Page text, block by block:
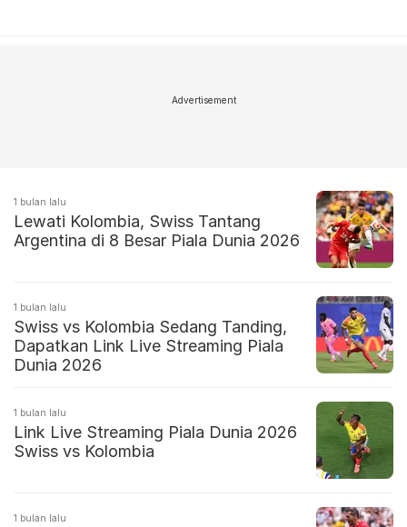
Advertisement
1 bulan lalu
Lewati Kolombia, Swiss Tantang
Argentina di 8 Besar Piala Dunia 2026
1 bulan lalu
Swiss vs Kolombia Sedang Tanding,
Dapatkan Link Live Streaming Piala
Dunia 2026
1 bulan lalu
Link Live Streaming Piala Dunia 2026
Swiss vs Kolombia
1 bulan lalu